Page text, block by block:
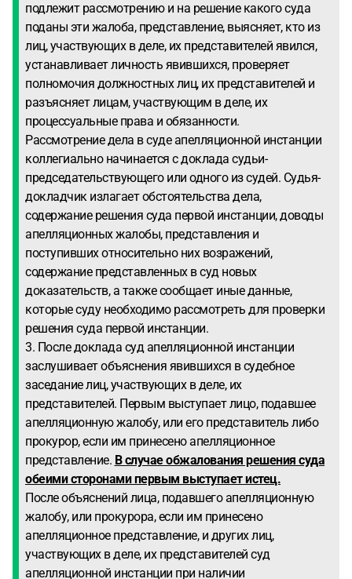
подлежит рассмотрению и на решение какого суда
поданы эти жалоба, представление, выясняет, кто из
лиц, участвующих в деле, их представителей явился,
устанавливает личность явившихся, проверяет
полномочия должностных лиц, их представителей и
разъясняет лицам, участвующим в деле, их
процессуальные права и обязанности.
Рассмотрение дела в суде апелляционной инстанции
коллегиально начинается с доклада судьи-
председательствующего или одного из судей. Судья-
докладчик излагает обстоятельства дела,
содержание решения суда первой инстанции, доводы
апелляционных жалобы, представления и
поступивших относительно них возражений,
содержание представленных в суд новых
доказательств, а также сообщает иные данные,
которые суду необходимо рассмотреть для проверки
решения суда первой инстанции.
3. После доклада суд апелляционной инстанции
заслушивает объяснения явившихся в судебное
заседание лиц, участвующих в деле, их
представителей. Первым выступает лицо, подавшее
апелляционную жалобу, или его представитель либо
прокурор, если им принесено апелляционное
представление. В случае обжалования решения суда
обеими сторонами первым выступает истец.
После объяснений лица, подавшего апелляционную
жалобу, или прокурора, если им принесено
апелляционное представление, и других лиц,
участвующих в деле, их представителей суд
апелляционной инстанции при наличии